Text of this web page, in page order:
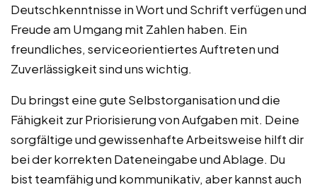
Deutschkenntnisse in Wort und Schrift verfügen und
Freude am Umgang mit Zahlen haben. Ein
freundliches, serviceorientiertes Auftreten und
Zuverlässigkeit sind uns wichtig.
Du bringst eine gute Selbstorganisation und die
Fähigkeit zur Priorisierung von Aufgaben mit. Deine
sorgfältige und gewissenhafte Arbeitsweise hilft dir
bei der korrekten Dateneingabe und Ablage. Du
bist teamfähig und kommunikativ, aber kannst auch